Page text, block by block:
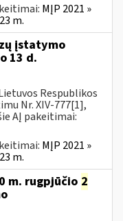
MĮP 2021 »
m.
įstatymo
13 d.
Respublikos
Nr. XIV-777[1],
AĮ pakeitimai:
MĮP 2021 »
m.
m. rugpjūčio 2